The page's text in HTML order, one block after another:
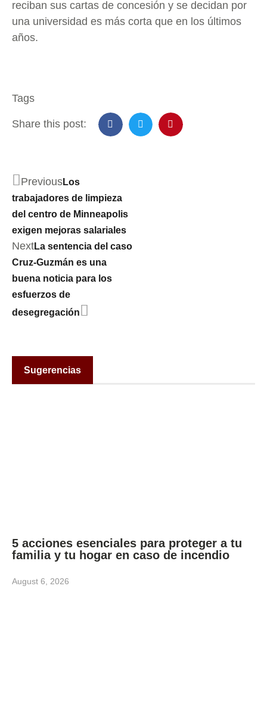
reciban sus cartas de concesión y se decidan por
una universidad es más corta que en los últimos
años.
Tags
Share this post:
PreviousLos
trabajadores de limpieza
del centro de Minneapolis
exigen mejoras salariales
NextLa sentencia del caso
Cruz-Guzmán es una
buena noticia para los
esfuerzos de
desegregación
Sugerencias
5 acciones esenciales para proteger a tu
familia y tu hogar en caso de incendio
August 6, 2026